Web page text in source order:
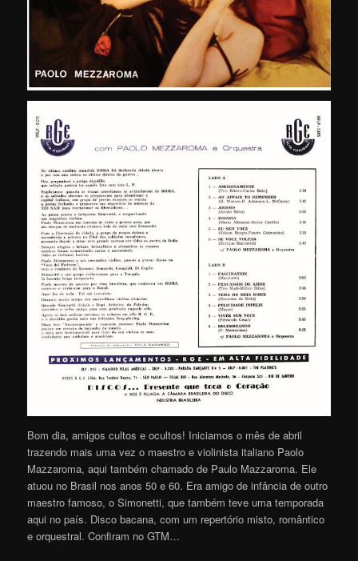
Bom dia, amigos cultos e ocultos! Iniciamos o mês de abril
trazendo mais uma vez o maestro e violinista italiano Paolo
Mazzaroma, aqui também chamado de Paulo Mazzaroma. Ele
atuou no Brasil nos anos 50 e 60. Era amigo de infância de outro
maestro famoso, o Simonetti, que também teve uma temporada
aqui no país. Disco bacana, com um repertório misto, romântico
e orquestral. Confiram no GTM…